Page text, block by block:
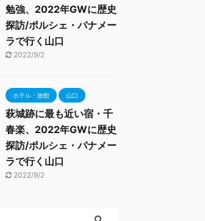
勉強、2022年GWに歴史
探訪/ポルシェ・パナメー
ラで行く山口
2022/9/2
ホテル・旅館 山口
萩城跡に最も近い宿・千
春楽、2022年GWに歴史
探訪/ポルシェ・パナメー
ラで行く山口
2022/9/2